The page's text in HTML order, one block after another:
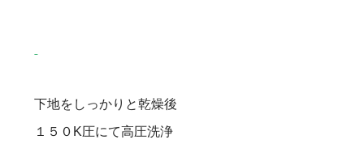
下地をしっかりと乾燥後
１５０K圧にて高圧洗浄